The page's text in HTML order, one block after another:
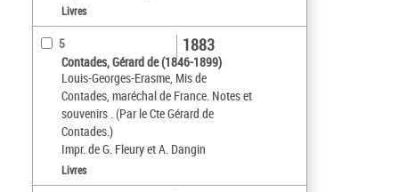
Livres
5
Contades, Gérard de (1846-1899)
Louis-Georges-Erasme, Mis de
Contades, maréchal de France. Notes et
souvenirs . (Par le Cte Gérard de
Contades.)
Impr. de G. Fleury et A. Dangin
1883
Livres